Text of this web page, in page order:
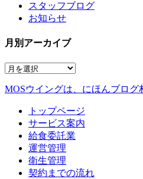
スタッフブログ
お知らせ
月別アーカイブ
MOSウイングは、にほんブログ
トップページ
サービス案内
給食委託業
運営管理
衛生管理
契約までの流れ